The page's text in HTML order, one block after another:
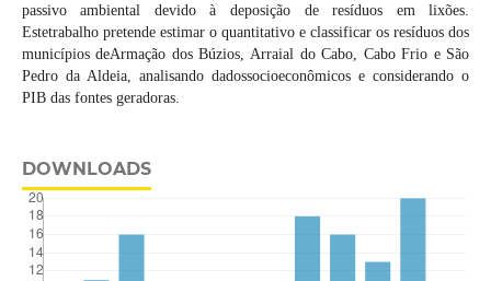
passivo ambiental devido à deposição de resíduos em lixões.
Estetrabalho pretende estimar o quantitativo e classificar os resíduos dos
municípios deArmação dos Búzios, Arraial do Cabo, Cabo Frio e São
Pedro da Aldeia, analisando dadossocioeconômicos e considerando o
PIB das fontes geradoras.
DOWNLOADS